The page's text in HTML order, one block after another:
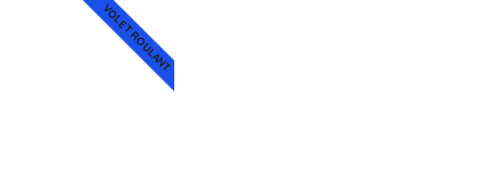
VOLET ROULANT